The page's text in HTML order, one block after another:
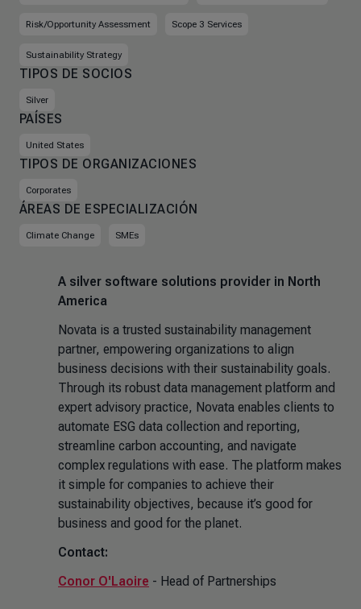
Risk/Opportunity Assessment Scope 3 Services
Sustainability Strategy
TIPOS DE SOCIOS
Silver
PAÍSES
United States
TIPOS DE ORGANIZACIONES
Corporates
ÁREAS DE ESPECIALIZACIÓN
Climate Change SMEs
A silver software solutions provider in North
America
Novata is a trusted sustainability management
partner, empowering organizations to align
business decisions with their sustainability goals.
Through its robust data management platform and
expert advisory practice, Novata enables clients to
automate ESG data collection and reporting,
streamline carbon accounting, and navigate
complex regulations with ease. The platform makes
it simple for companies to achieve their
sustainability objectives, because it’s good for
business and good for the planet.
Contact:
Conor O'Laoire - Head of Partnerships